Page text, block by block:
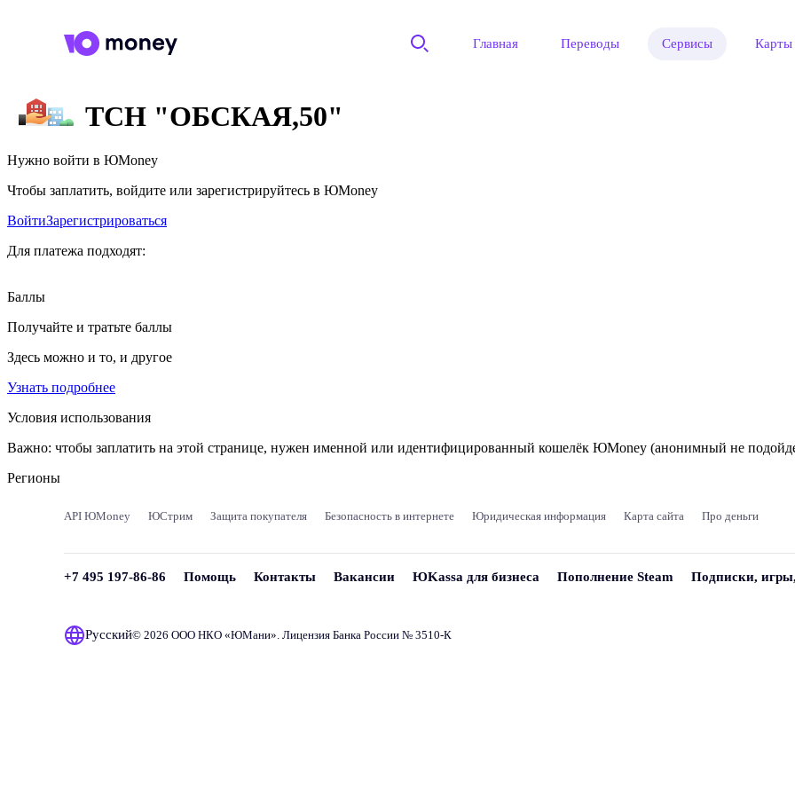
Главная Переводы Сервисы Карты
ТСН "ОБСКАЯ,50"
Нужно войти в ЮMoney
Чтобы заплатить, войдите или зарегистрируйтесь в ЮMoney
ВойтиЗарегистрироваться
Для платежа подходят:
Баллы
Получайте и тратьте баллы
Здесь можно и то, и другое
Узнать подробнее
Условия использования
Важно: чтобы заплатить на этой странице, нужен именной или идентифицированный кошелёк ЮMoney (анонимный не
Регионы
API ЮMoney ЮСтрим Защита покупателя Безопасность в интернете Юридическая информация Карта сайта Про деньги
+7 495 197-86-86 Помощь Контакты Вакансии ЮKassa для бизнеса Пополнение Steam Подписки,
Русский© 2026 ООО НКО «ЮМани». Лицензия Банка России № 3510‑К